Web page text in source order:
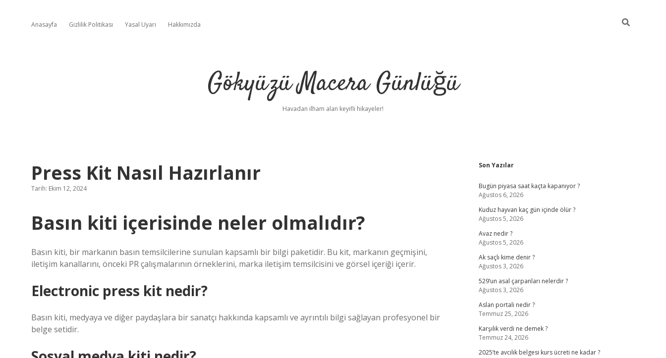
Anasayfa Gizlilik Politikası Yasal Uyarı Hakkımızda
Gökyüzü Macera Günlüğü
Havadan ilham alan keyifli hikayeler!
Press Kit Nasıl Hazırlanır
Tarih: Ekim 12, 2024
Basın kiti içerisinde neler olmalıdır?
Basın kiti, bir markanın basın temsilcilerine sunulan kapsamlı bir bilgi paketidir. Bu kit, markanın geçmişini,
iletişim kanallarını, önceki PR çalışmalarının örneklerini, marka iletişim temsilcisini ve görsel içeriği içerir.
Electronic press kit nedir?
Basın kiti, medyaya ve diğer paydaşlara bir sanatçı hakkında kapsamlı ve ayrıntılı bilgi sağlayan profesyonel bir
belge setidir.
Sidebar
Son Yazılar
Bugün piyasa saat kaçta kapanıyor ?
Ağustos 6, 2026
Kuduz hayvan kaç gün içinde ölür ?
Ağustos 5, 2026
Avaz nedir ?
Ağustos 5, 2026
Ak saçlı kime denir ?
Ağustos 3, 2026
529’un asal çarpanları nelerdir ?
Ağustos 3, 2026
Aslan portali nedir ?
Temmuz 25, 2026
Karşılık verdi ne demek ?
Temmuz 24, 2026
2025’te avcılık belgesi kurs ücreti ne kadar ?